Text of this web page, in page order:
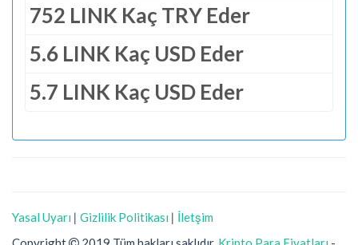
752 LINK Kaç TRY Eder
5.6 LINK Kaç USD Eder
5.7 LINK Kaç USD Eder
Yasal Uyarı | Gizlilik Politikası | İletşim